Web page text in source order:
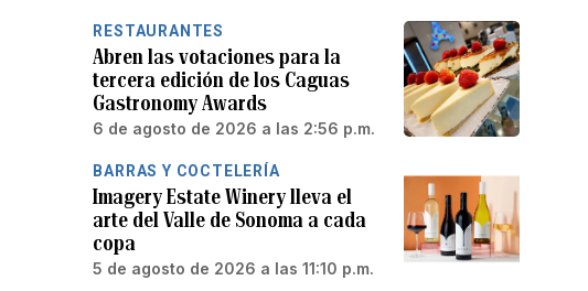
RESTAURANTES
Abren las votaciones para la
tercera edición de los Caguas
Gastronomy Awards
6 de agosto de 2026 a las 2:56 p.m.
BARRAS Y COCTELERÍA
Imagery Estate Winery lleva el
arte del Valle de Sonoma a cada
copa
5 de agosto de 2026 a las 11:10 p.m.